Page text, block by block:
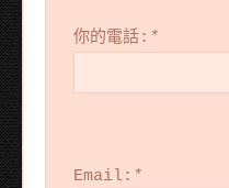
你的電話: *
Email: *